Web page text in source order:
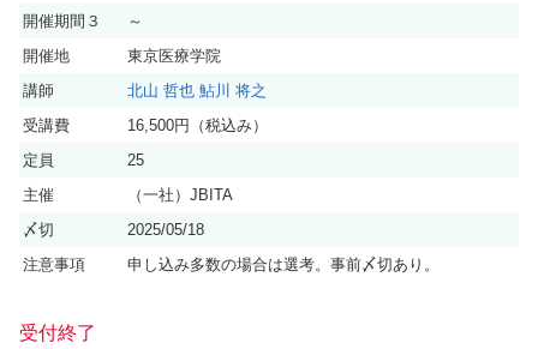
開催期間３
～
開催地
東京医療学院
講師
北山 哲也 鮎川 将之
受講費
16,500円（税込み）
定員
25
主催
（一社）JBITA
〆切
2025/05/18
注意事項
申し込み多数の場合は選考。事前〆切あり。
受付終了